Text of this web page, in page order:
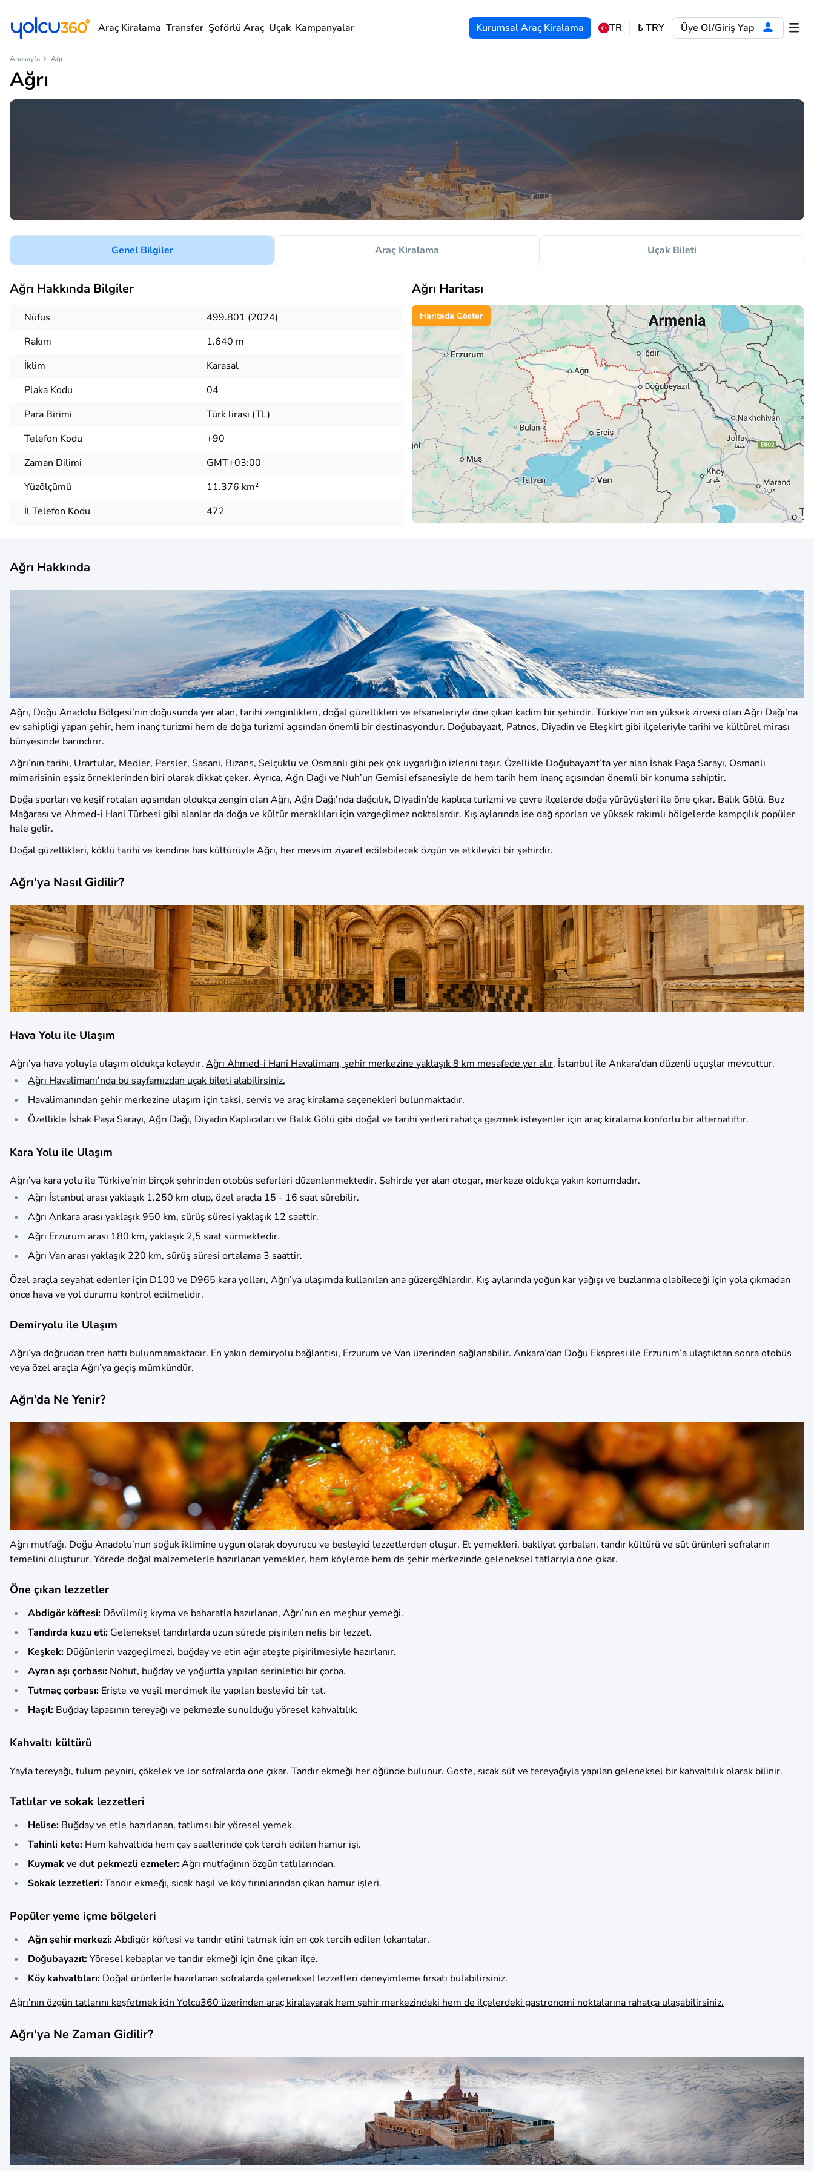
Araç Kiralama Transfer Şoförlü Araç Uçak Kampanyalar Kurumsal Araç Kiralama TR ₺ TRY Üye Ol/Giriş Yap
Anasayfa Ağrı
Ağrı
Genel Bilgiler Araç Kiralama Uçak Bileti
Ağrı Hakkında Bilgiler
Nüfus
499.801 (2024)
Rakım
1.640 m
İklim
Karasal
Plaka Kodu
04
Para Birimi
Türk lirası (TL)
Telefon Kodu
+90
Zaman Dilimi
GMT+03:00
Yüzölçümü
11.376 km²
İl Telefon Kodu
472
Ağrı Haritası
Haritada Göster
Ağrı Hakkında
Ağrı, Doğu Anadolu Bölgesi’nin doğusunda yer alan, tarihi zenginlikleri, doğal güzellikleri ve efsaneleriyle öne çıkan kadim bir şehirdir. Türkiye’nin en yüksek zirvesi olan Ağrı Dağı’na
ev sahipliği yapan şehir, hem inanç turizmi hem de doğa turizmi açısından önemli bir destinasyondur. Doğubayazıt, Patnos, Diyadin ve Eleşkirt gibi ilçeleriyle tarihi ve kültürel mirası
bünyesinde barındırır.
Ağrı’nın tarihi, Urartular, Medler, Persler, Sasani, Bizans, Selçuklu ve Osmanlı gibi pek çok uygarlığın izlerini taşır. Özellikle Doğubayazıt’ta yer alan İshak Paşa Sarayı, Osmanlı
mimarisinin eşsiz örneklerinden biri olarak dikkat çeker. Ayrıca, Ağrı Dağı ve Nuh’un Gemisi efsanesiyle de hem tarih hem inanç açısından önemli bir konuma sahiptir.
Doğa sporları ve keşif rotaları açısından oldukça zengin olan Ağrı, Ağrı Dağı’nda dağcılık, Diyadin’de kaplıca turizmi ve çevre ilçelerde doğa yürüyüşleri ile öne çıkar. Balık Gölü, Buz
Mağarası ve Ahmed-i Hani Türbesi gibi alanlar da doğa ve kültür meraklıları için vazgeçilmez noktalardır. Kış aylarında ise dağ sporları ve yüksek rakımlı bölgelerde kampçılık popüler
hale gelir.
Doğal güzellikleri, köklü tarihi ve kendine has kültürüyle Ağrı, her mevsim ziyaret edilebilecek özgün ve etkileyici bir şehirdir.
Ağrı’ya Nasıl Gidilir?
Hava Yolu ile Ulaşım
Ağrı’ya hava yoluyla ulaşım oldukça kolaydır. Ağrı Ahmed-i Hani Havalimanı, şehir merkezine yaklaşık 8 km mesafede yer alır. İstanbul ile Ankara’dan düzenli uçuşlar mevcuttur.
Ağrı Havalimanı'nda bu sayfamızdan uçak bileti alabilirsiniz.
Havalimanından şehir merkezine ulaşım için taksi, servis ve araç kiralama seçenekleri bulunmaktadır.
Özellikle İshak Paşa Sarayı, Ağrı Dağı, Diyadin Kaplıcaları ve Balık Gölü gibi doğal ve tarihi yerleri rahatça gezmek isteyenler için araç kiralama konforlu bir alternatiftir.
Kara Yolu ile Ulaşım
Ağrı’ya kara yolu ile Türkiye’nin birçok şehrinden otobüs seferleri düzenlenmektedir. Şehirde yer alan otogar, merkeze oldukça yakın konumdadır.
Ağrı İstanbul arası yaklaşık 1.250 km olup, özel araçla 15 - 16 saat sürebilir.
Ağrı Ankara arası yaklaşık 950 km, sürüş süresi yaklaşık 12 saattir.
Ağrı Erzurum arası 180 km, yaklaşık 2,5 saat sürmektedir.
Ağrı Van arası yaklaşık 220 km, sürüş süresi ortalama 3 saattir.
Özel araçla seyahat edenler için D100 ve D965 kara yolları, Ağrı’ya ulaşımda kullanılan ana güzergâhlardır. Kış aylarında yoğun kar yağışı ve buzlanma olabileceği için yola çıkmadan
önce hava ve yol durumu kontrol edilmelidir.
Demiryolu ile Ulaşım
Ağrı’ya doğrudan tren hattı bulunmamaktadır. En yakın demiryolu bağlantısı, Erzurum ve Van üzerinden sağlanabilir. Ankara’dan Doğu Ekspresi ile Erzurum’a ulaştıktan sonra otobüs
veya özel araçla Ağrı’ya geçiş mümkündür.
Ağrı’da Ne Yenir?
Ağrı mutfağı, Doğu Anadolu’nun soğuk iklimine uygun olarak doyurucu ve besleyici lezzetlerden oluşur. Et yemekleri, bakliyat çorbaları, tandır kültürü ve süt ürünleri sofraların
temelini oluşturur. Yörede doğal malzemelerle hazırlanan yemekler, hem köylerde hem de şehir merkezinde geleneksel tatlarıyla öne çıkar.
Öne çıkan lezzetler
Abdigör köftesi: Dövülmüş kıyma ve baharatla hazırlanan, Ağrı’nın en meşhur yemeği.
Tandırda kuzu eti: Geleneksel tandırlarda uzun sürede pişirilen nefis bir lezzet.
Keşkek: Düğünlerin vazgeçilmezi, buğday ve etin ağır ateşte pişirilmesiyle hazırlanır.
Ayran aşı çorbası: Nohut, buğday ve yoğurtla yapılan serinletici bir çorba.
Tutmaç çorbası: Erişte ve yeşil mercimek ile yapılan besleyici bir tat.
Haşıl: Buğday lapasının tereyağı ve pekmezle sunulduğu yöresel kahvaltılık.
Kahvaltı kültürü
Yayla tereyağı, tulum peyniri, çökelek ve lor sofralarda öne çıkar. Tandır ekmeği her öğünde bulunur. Goste, sıcak süt ve tereyağıyla yapılan geleneksel bir kahvaltılık olarak bilinir.
Tatlılar ve sokak lezzetleri
Helise: Buğday ve etle hazırlanan, tatlımsı bir yöresel yemek.
Tahinli kete: Hem kahvaltıda hem çay saatlerinde çok tercih edilen hamur işi.
Kuymak ve dut pekmezli ezmeler:Ağrı mutfağının özgün tatlılarından.
Sokak lezzetleri:Tandır ekmeği, sıcak haşıl ve köy fırınlarından çıkan hamur işleri.
Popüler yeme içme bölgeleri
Ağrı şehir merkezi:Abdigör köftesi ve tandır etini tatmak için en çok tercih edilen lokantalar.
Doğubayazıt:Yöresel kebaplar ve tandır ekmeği için öne çıkan ilçe.
Köy kahvaltıları: Doğal ürünlerle hazırlanan sofralarda geleneksel lezzetleri deneyimleme fırsatı bulabilirsiniz.
Ağrı’nın özgün tatlarını keşfetmek için Yolcu360 üzerinden araç kiralayarak hem şehir merkezindeki hem de ilçelerdeki gastronomi noktalarına rahatça ulaşabilirsiniz.
Ağrı’ya Ne Zaman Gidilir?